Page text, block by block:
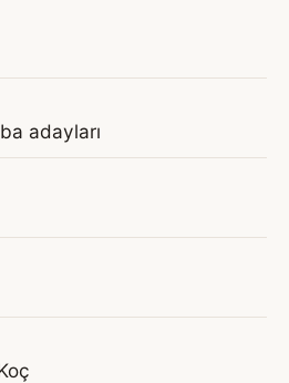
adayları